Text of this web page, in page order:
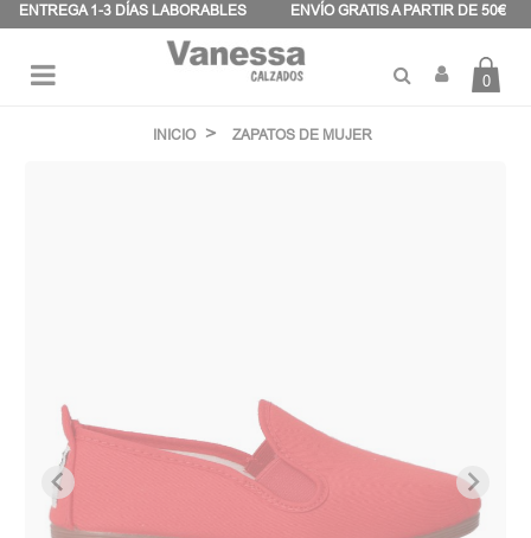
ENTREGA 1-3 DÍAS LABORABLES ENVÍO GRATIS A PARTIR DE 50€
0
INICIO ZAPATOS DE MUJER
Panel de gestión de cookies